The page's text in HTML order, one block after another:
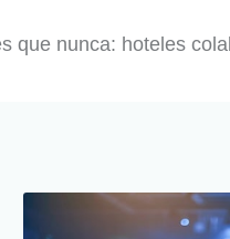
que nunca: hoteles